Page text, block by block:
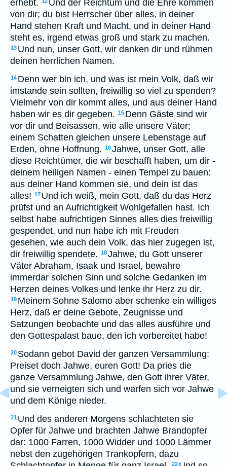
erhebt.
Und der Reichtum und die Ehre kommen
von dir; du bist Herrscher über alles, in deiner
Hand stehen Kraft und Macht, und in deiner Hand
steht es, irgend etwas groß und stark zu machen.
13 Und nun, unser Gott, wir danken dir und rühmen
deinen herrlichen Namen.
14 Denn wer bin ich, und was ist mein Volk, daß wir
imstande sein sollten, freiwillig so viel zu spenden?
Vielmehr von dir kommt alles, und aus deiner Hand
haben wir es dir gegeben. 15 Denn Gäste sind wir
vor dir und Beisassen, wie alle unsere Väter;
einem Schatten gleichen unsere Lebenstage auf
Erden, ohne Hoffnung. 16Jahwe, unser Gott, alle
diese Reichtümer, die wir beschafft haben, um dir -
deinem heiligen Namen - einen Tempel zu bauen:
aus deiner Hand kommen sie, und dein ist das
alles! 17 Und ich weiß, mein Gott, daß du das Herz
prüfst und an Aufrichtigkeit Wohlgefallen hast. Ich
selbst habe aufrichtigen Sinnes alles dies freiwillig
gespendet, und nun habe ich mit Freuden
gesehen, wie auch dein Volk, das hier zugegen ist,
dir freiwillig spendete. 18Jahwe, du Gott unserer
Väter Abraham, Isaak und Israel, bewahre
immerdar solchen Sinn und solche Gedanken im
Herzen deines Volkes und lenke ihr Herz zu dir.
19 Meinem Sohne Salomo aber schenke ein williges
Herz, daß er deine Gebote, Zeugnisse und
Satzungen beobachte und das alles ausführe und
den Gottespalast baue, den ich vorbereitet habe!
20 Sodann gebot David der ganzen Versammlung:
Preiset doch Jahwe, euren Gott! Da pries die
ganze Versammlung Jahwe, den Gott ihrer Väter,
und sie verneigten sich und warfen sich vor Jahwe
und dem Könige nieder.
21 Und des anderen Morgens schlachteten sie
Opfer für Jahwe und brachten Jahwe Brandopfer
dar: 1000 Farren, 1000 Widder und 1000 Lämmer
nebst den zugehörigen Trankopfern, dazu
22